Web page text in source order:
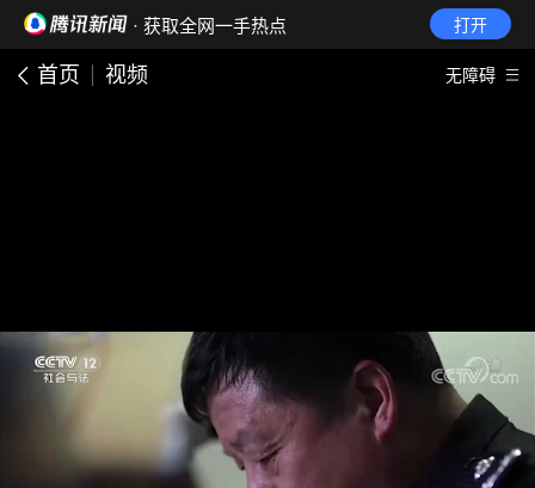
· 获取全网一手热点 打开
首页 视频 无障碍